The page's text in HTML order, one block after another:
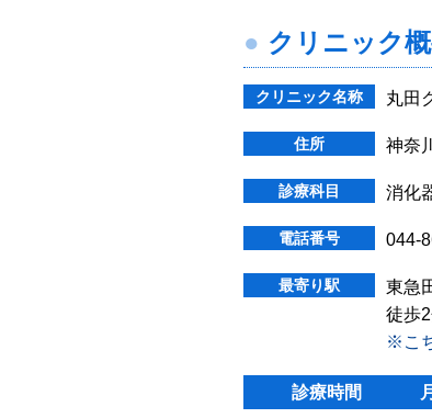
クリニック
クリニック名称 丸田
住所 神奈
診療科目 消化
電話番号 044-
最寄り駅
東急
徒歩
※こ
診療時間 月